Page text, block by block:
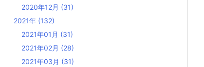
2020年12月 (31)
2021年 (132)
2021年01月 (31)
2021年02月 (28)
2021年03月 (31)